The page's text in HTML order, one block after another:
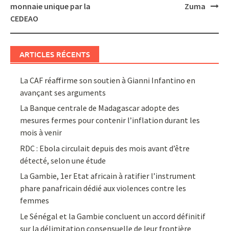
monnaie unique par la
CEDEAO
Zuma
ARTICLES RÉCENTS
La CAF réaffirme son soutien à Gianni Infantino en
avançant ses arguments
La Banque centrale de Madagascar adopte des
mesures fermes pour contenir l’inflation durant les
mois à venir
RDC : Ebola circulait depuis des mois avant d’être
détecté, selon une étude
La Gambie, 1er Etat africain à ratifier l’instrument
phare panafricain dédié aux violences contre les
femmes
Le Sénégal et la Gambie concluent un accord définitif
sur la délimitation consensuelle de leur frontière